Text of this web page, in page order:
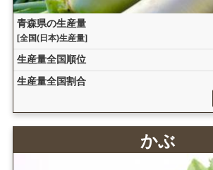
青森県の生産量
[全国(日本)生産量]
生産量全国順位
生産量全国割合
かぶ